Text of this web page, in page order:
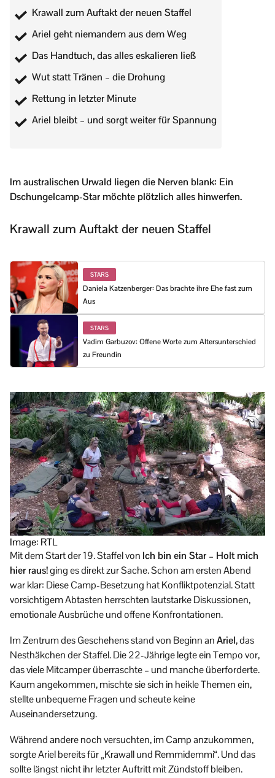
Krawall zum Auftakt der neuen Staffel
Ariel geht niemandem aus dem Weg
Das Handtuch, das alles eskalieren ließ
Wut statt Tränen – die Drohung
Rettung in letzter Minute
Ariel bleibt – und sorgt weiter für Spannung
Im australischen Urwald liegen die Nerven blank: Ein
Dschungelcamp-Star möchte plötzlich alles hinwerfen.
Krawall zum Auftakt der neuen Staffel
STARS
Daniela Katzenberger: Das brachte ihre Ehe fast zum
Aus
STARS
Vadim Garbuzov: Offene Worte zum Altersunterschied
zu Freundin
Image: RTL
Mit dem Start der 19. Staffel von Ich bin ein Star – Holt mich
hier raus!ging es direkt zur Sache. Schon am ersten Abend
war klar: Diese Camp-Besetzung hat Konfliktpotenzial. Statt
vorsichtigem Abtasten herrschten lautstarke Diskussionen,
emotionale Ausbrüche und offene Konfrontationen.
Im Zentrum des Geschehens stand von Beginn anAriel, das
Nesthäkchen der Staffel. Die 22-Jährige legte ein Tempo vor,
das viele Mitcamper überraschte – und manche überforderte.
Kaum angekommen, mischte sie sich in heikle Themen ein,
stellte unbequeme Fragen und scheute keine
Auseinandersetzung.
Während andere noch versuchten, im Camp anzukommen,
sorgte Ariel bereits für „Krawall und Remmidemmi“. Und das
sollte längst nicht ihr letzter Auftritt mit Zündstoff bleiben.